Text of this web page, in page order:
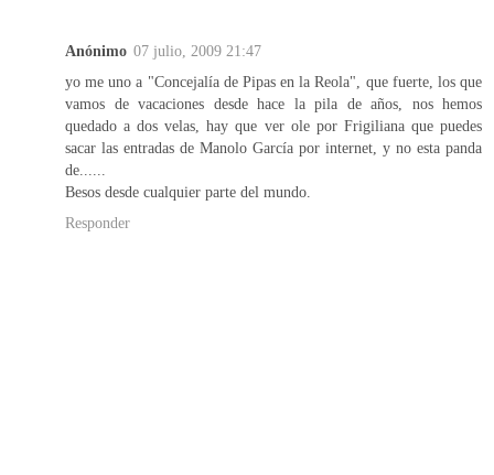
Anónimo 07 julio, 2009 21:47
yo me uno a "Concejalía de Pipas en la Reola", que fuerte, los que
vamos de vacaciones desde hace la pila de años, nos hemos
quedado a dos velas, hay que ver ole por Frigiliana que puedes
sacar las entradas de Manolo García por internet, y no esta panda
de......
Besos desde cualquier parte del mundo.
Responder